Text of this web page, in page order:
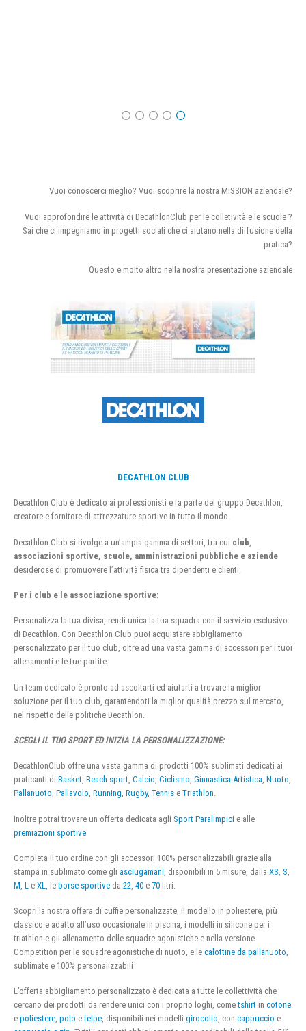
Vuoi conoscerci meglio? Vuoi scoprire la nostra MISSION aziendale?
Vuoi approfondire le attività di DecathlonClub per le colletività e le scuole ?
Sai che ci impegniamo in progetti sociali che ci aiutano nella diffusione della
pratica?
Questo e molto altro nella nostra presentazione aziendale
DECATHLON CLUB
Decathlon Club è dedicato ai professionisti e fa parte del gruppo Decathlon,
creatore e fornitore di attrezzature sportive in tutto il mondo.
Decathlon Club si rivolge a un’ampia gamma di settori, tra cui club
associazioni sportive, scuole, amministrazioni pubbliche e aziende
desiderose di promuovere l’attività fisica tra dipendenti e clienti.
Per i club e le associazione sportive:
Personalizza la tua divisa, rendi unica la tua squadra con il servizio esclusivo
di Decathlon. Con Decathlon Club puoi acquistare abbigliamento
personalizzato per il tuo club, oltre ad una vasta gamma di accessori per i tuoi
allenamenti e le tue partite.
Un team dedicato è pronto ad ascoltarti ed aiutarti a trovare la miglior
soluzione per il tuo club, garantendoti la miglior qualità prezzo sul mercato,
nel rispetto delle politiche Decathlon.
SCEGLI IL TUO SPORT ED INIZIA LA PERSONALIZZAZIONE:
DecathlonClub offre una vasta gamma di prodotti 100% sublimati dedicati ai
praticanti di Basket, Beach sport, Calcio, Ciclismo, Ginnastica Artistica, Nuoto,
Pallanuoto, Pallavolo, Running, Rugby, Tennis e Triathlon.
Inoltre potrai trovare un offerta dedicata agli Sport Paralimpici e alle
premiazioni sportive
Completa il tuo ordine con gli accessori 100% personalizzabili grazie alla
stampa in sublimato come gli asciugamani , disponibili in 5 misure, dalla XS S
M L e XL , le borse sportive da 22 40 e 70 litri.
Scopri la nostra offera di cuffie personalizzate, il modello in poliestere, più
classico e adatto all’uso occasionale in piscina, i modelli in silicone per i
triathlon e gli allenamento delle squadre agonistiche e nella versione
Competition per le squadre agonistiche di nuoto, e le calottine da pallanuoto,
sublimate e 100% personalizzabili
L’offerta abbigliamento personalizzato è dedicata a tutte le collettività che
cercano dei prodotti da rendere unici con i proprio loghi, cometshirt in cotone
e poliestere, polo e felpe, disponibili nei modelli girocollo, con cappuccio e